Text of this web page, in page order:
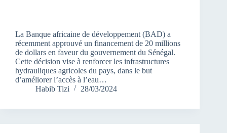
La Banque africaine de développement (BAD) a
récemment approuvé un financement de 20 millions
de dollars en faveur du gouvernement du Sénégal.
Cette décision vise à renforcer les infrastructures
hydrauliques agricoles du pays, dans le but
d’améliorer l’accès à l’eau…
Habib Tizi
28/03/2024